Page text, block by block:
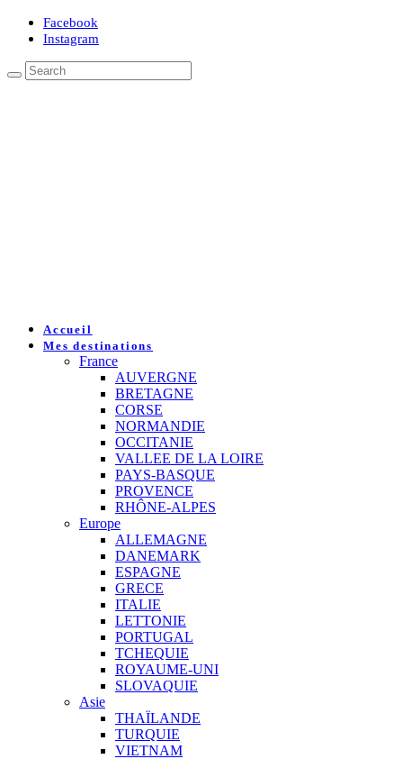
Facebook
Instagram
Accueil
Mes destinations
France
AUVERGNE
BRETAGNE
CORSE
NORMANDIE
OCCITANIE
VALLEE DE LA LOIRE
PAYS-BASQUE
PROVENCE
RHÔNE-ALPES
Europe
ALLEMAGNE
DANEMARK
ESPAGNE
GRECE
ITALIE
LETTONIE
PORTUGAL
TCHEQUIE
ROYAUME-UNI
SLOVAQUIE
Asie
THAÏLANDE
TURQUIE
VIETNAM